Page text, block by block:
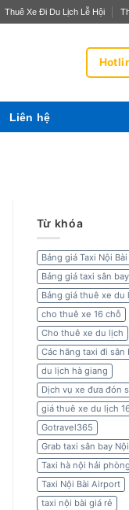
Thuê Xe Đi Du Lịch Lễ Hội
Liên hệ
Từ khóa
Bảng giá Taxi Nội
Bảng giá taxi sân
Bảng giá thuê xe du
cho thuê xe 16 chỗ
Cho thuê xe du lịch
Các hãng taxi đi sân
du lịch hà giang
Dịch vụ xe đưa đón
giá thuê xe du lịch
Gotravel365
Grab taxi sân bay
Taxi hà nội hải phòng
Taxi Nội Bài Airport
taxi nội bài giá rẻ